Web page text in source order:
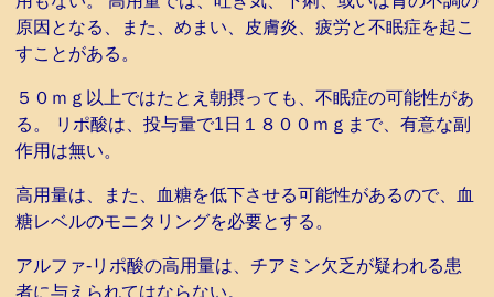
原因となる、また、めまい、皮膚炎、疲労と不眠症を起こ
すことがある。
５０ｍｇ以上ではたとえ朝摂っても、不眠症の可能性があ
る。 リポ酸は、投与量で1日１８００ｍｇまで、有意な副
作用は無い。
高用量は、また、血糖を低下させる可能性があるので、血
糖レベルのモニタリングを必要とする。
アルファ-リポ酸の高用量は、チアミン欠乏が疑われる患
者に与えられてはならない。